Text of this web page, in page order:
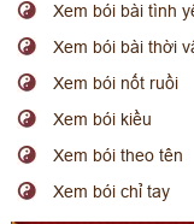
Xem bói bài tình
Xem bói bài thời
Xem bói nốt ruồi
Xem bói kiều
Xem bói theo tên
Xem bói chỉ tay